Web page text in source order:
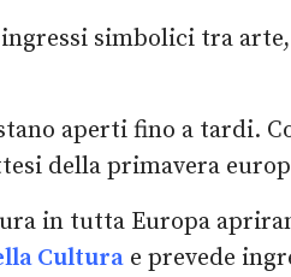
simbolici tra
aperti fino a tardi.
della primavera
in tutta Europa
Cultura e prevede